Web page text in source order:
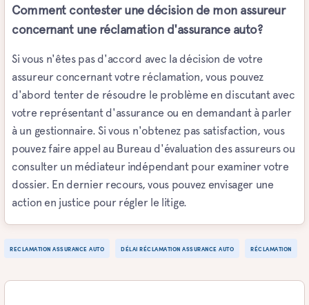
Comment contester une décision de mon assureur
concernant une réclamation d'assurance auto?
Si vous n'êtes pas d'accord avec la décision de votre
assureur concernant votre réclamation, vous pouvez
d'abord tenter de résoudre le problème en discutant avec
votre représentant d'assurance ou en demandant à parler
à un gestionnaire. Si vous n'obtenez pas satisfaction, vous
pouvez faire appel au Bureau d'évaluation des assureurs ou
consulter un médiateur indépendant pour examiner votre
dossier. En dernier recours, vous pouvez envisager une
action en justice pour régler le litige.
RECLAMATION ASSURANCE AUTO DÉLAI RÉCLAMATION ASSURANCE AUTO RÉCLAMATION